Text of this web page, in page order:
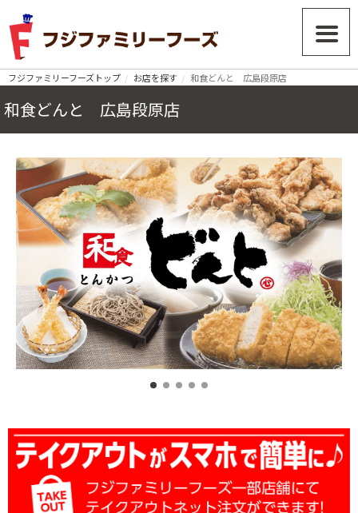
フジファミリーフーズトップ お店を探す 和食どんと 広島段原店
和食どんと 広島段原店